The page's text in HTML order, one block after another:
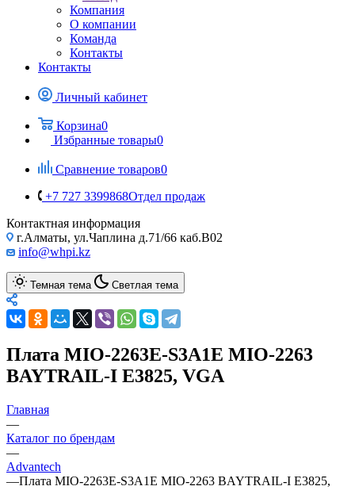
Компания
О компании
Команда
Контакты
Контакты
Личный кабинет
Корзина0
Избранные товары0
Сравнение товаров0
+7 727 3399868Отдел продаж
Контактная информация
г.Алматы, ул.Чаплина д.71/66 каб.B02
info@whpi.kz
Темная тема Светлая тема
Плата MIO-2263E-S3A1E MIO-2263
BAYTRAIL-I E3825, VGA
Главная
—
Каталог по брендам
—
Advantech
—Плата MIO-2263E-S3A1E MIO-2263 BAYTRAIL-I E3825,